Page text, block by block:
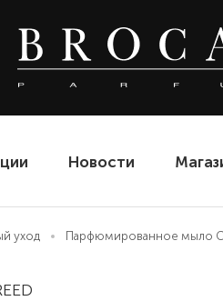
Новости
уход Парфюмированное мыло